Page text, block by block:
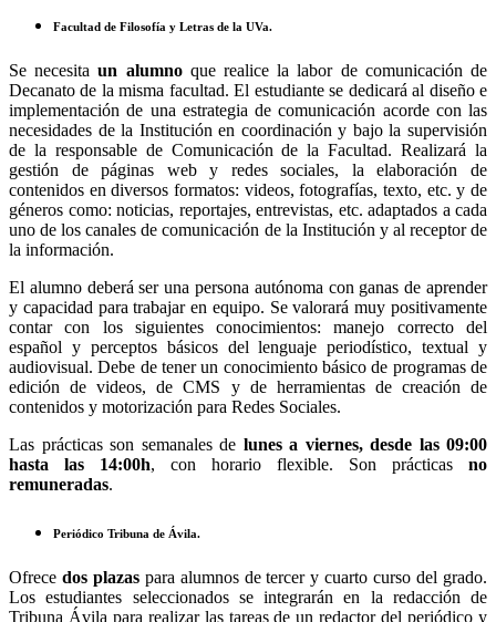
Facultad de Filosofía y Letras de la UVa.
Se necesitaun alumnoque realice la labor de comunicación de
Decanato de la misma facultad. El estudiante se dedicará al diseño e
implementación de una estrategia de comunicación acorde con las
necesidades de la Institución en coordinación y bajo la supervisión
de la responsable de Comunicación de la Facultad. Realizará la
gestión de páginas web y redes sociales, la elaboración de
contenidos en diversos formatos: videos, fotografías, texto, etc. y de
géneros como: noticias, reportajes, entrevistas, etc. adaptados a cada
uno de los canales de comunicación de la Institución y al receptor de
la información.
El alumno deberá ser una persona autónoma con ganas de aprender
y capacidad para trabajar en equipo. Se valorará muy positivamente
contar con los siguientes conocimientos: manejo correcto del
español y perceptos básicos del lenguaje periodístico, textual y
audiovisual. Debe de tener un conocimiento básico de programas de
edición de videos, de CMS y de herramientas de creación de
contenidos y motorización para Redes Sociales.
Las prácticas son semanales de lunes a viernes, desde las 09:00
hasta las 14:00h, con horario flexible. Son prácticas no
remuneradas.
Periódico Tribuna de Ávila.
Ofrece dos plazaspara alumnos de tercer y cuarto curso del grado.
Los estudiantes seleccionados se integrarán en la redacción de
Tribuna Ávila para realizar las tareas de un redactor del periódico y